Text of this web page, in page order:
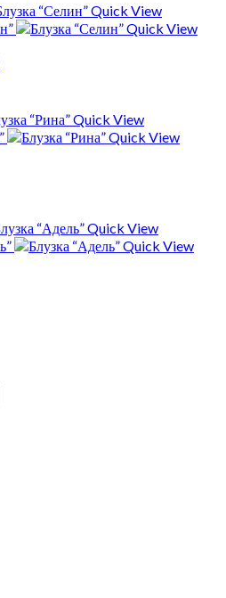
Quick View
Quick View
Quick View
Quick View
Quick View
Quick View